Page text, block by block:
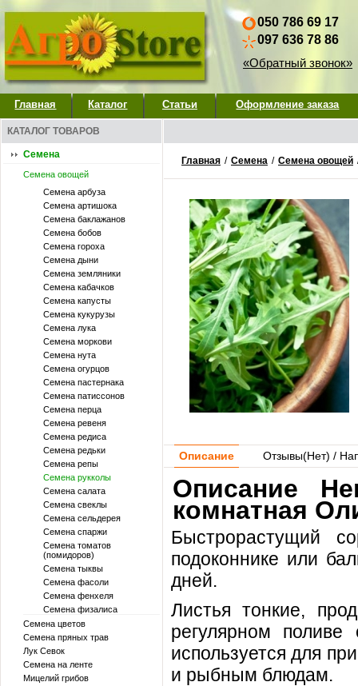
050 786 69 17
097 636 78 86
«Обратный звонок»
Главная Каталог Статьи Оформление заказа
КАТАЛОГ ТОВАРОВ
Семена
Семена овощей
Семена арбуза
Семена артишока
Семена баклажанов
Семена бобов
Семена гороха
Семена дыни
Семена земляники
Семена кабачков
Семена капусты
Семена кукурузы
Семена лука
Семена моркови
Семена нута
Семена огурцов
Семена пастернака
Семена патиссонов
Семена перца
Семена ревеня
Семена редиса
Семена редьки
Семена репы
Семена рукколы
Семена салата
Семена свеклы
Семена сельдерея
Семена спаржи
Семена томатов
(помидоров)
Семена тыквы
Семена фасоли
Семена фенхеля
Семена физалиса
Семена цветов
Семена пряных трав
Лук Севок
Семена на ленте
Мицелий грибов
Главная / Семена / Семена овощей
Описание Отзывы(Нет) /
Описание
комнатная
Быстрорастущий
подоконнике или
дней.
Листья тонкие,
регулярном
используется для
и рыбным блюдам.